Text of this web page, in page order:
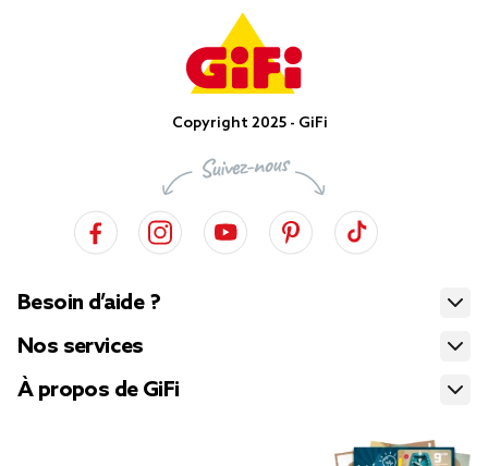
Copyright 2025 - GiFi
Besoin d’aide ?
Nos services
À propos de GiFi